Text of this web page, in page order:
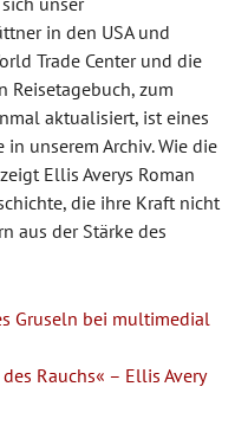
in den USA und
Trade Center und die
Reisetagebuch, zum
aktualisiert, ist eines
unserem Archiv. Wie die
Ellis Averys Roman
die ihre Kraft nicht
aus der Stärke des
Gruseln bei multimedial
Rauchs« – Ellis Avery